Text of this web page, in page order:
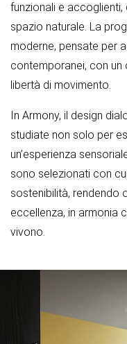
funzionali e
spazio naturale. La
moderne, pensate per
contemporanei, con
libertà di movimento.
In Armony, il design
studiate non solo per
un’esperienza
sono selezionati con
sostenibilità, rendendo
eccellenza, in armonia
vivono.